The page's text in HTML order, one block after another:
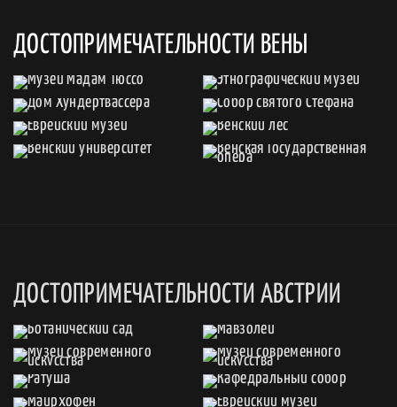
ДОСТОПРИМЕЧАТЕЛЬНОСТИ ВЕНЫ
ДОСТОПРИМЕЧАТЕЛЬНОСТИ АВСТРИИ